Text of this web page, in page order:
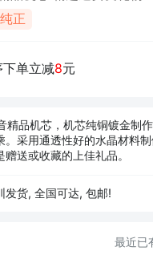
正
单立减8元
精品机芯，机芯纯铜镀金制
。采用通透性好的水晶材料
赠送或收藏的上佳礼品。
发货, 全国可达, 包邮!
最近已